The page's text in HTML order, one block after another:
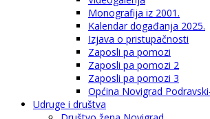
Monografija iz 2001.
Kalendar događanja 2025.
Izjava o pristupačnosti
Zaposli pa pomozi
Zaposli pa pomozi 2
Zaposli pa pomozi 3
Općina Novigrad
Udruge i društva